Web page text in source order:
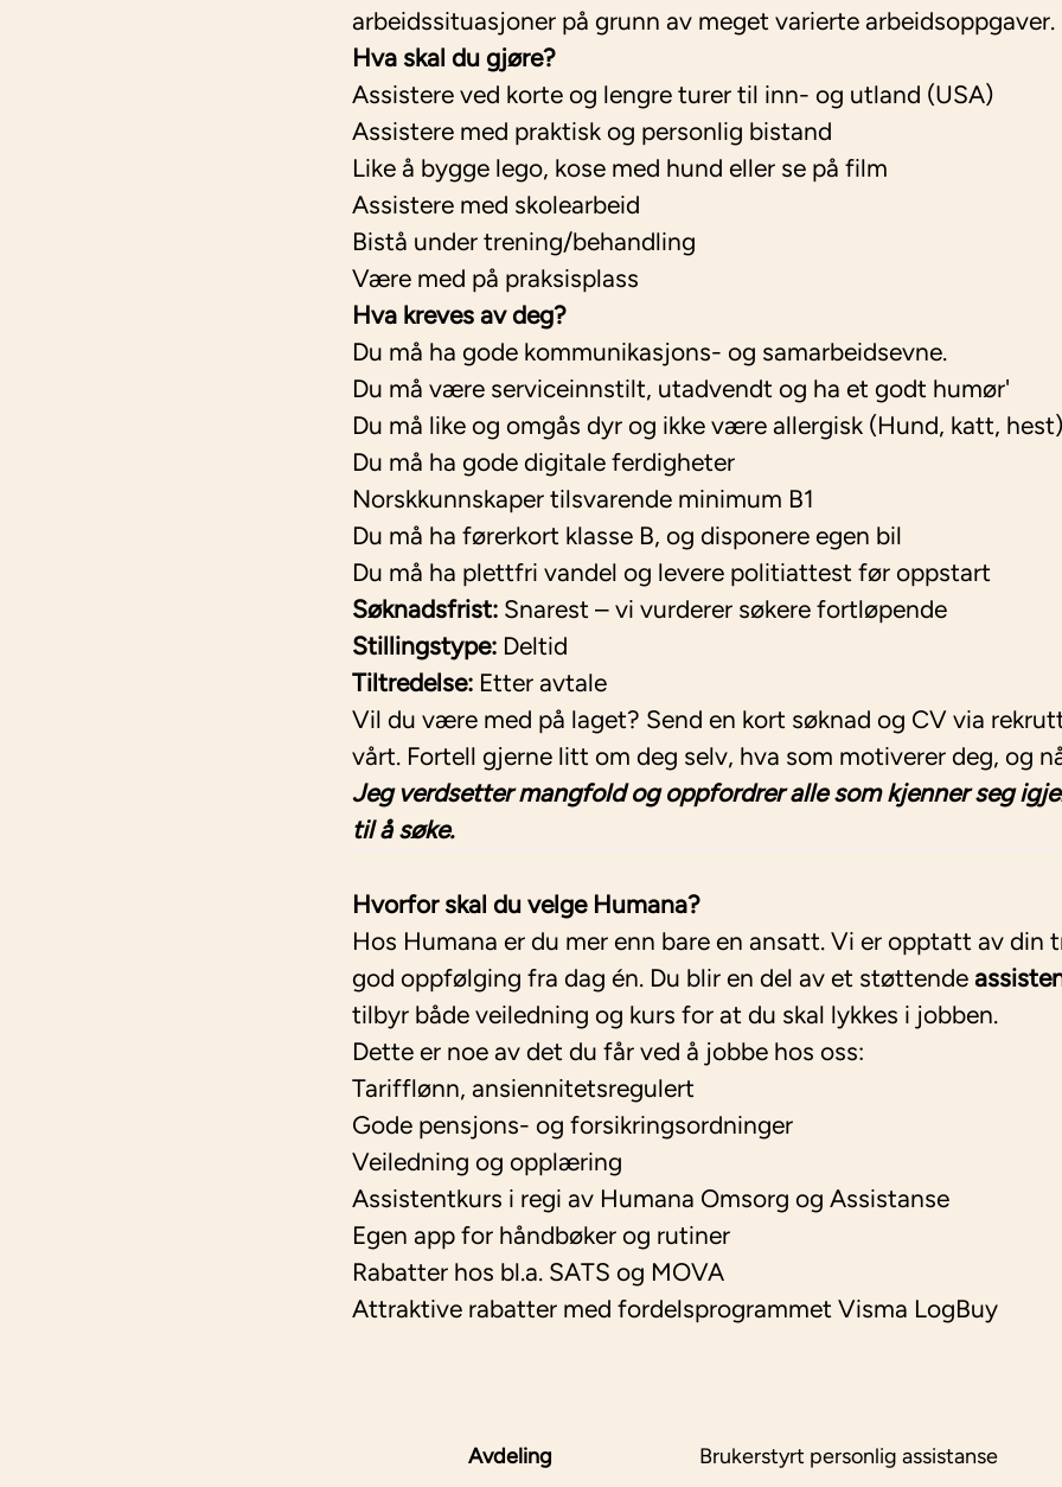
arbeidssituasjoner på grunn av meget varierte arbeidsoppgaver.
Hva skal du gjøre?
Assistere ved korte og lengre turer til inn- og utland (USA)
Assistere med praktisk og personlig bistand
Like å bygge lego, kose med hund eller se på film
Assistere med skolearbeid
Bistå under trening/behandling
Være med på praksisplass
Hva kreves av deg?
Du må ha gode kommunikasjons- og samarbeidsevne.
Du må være serviceinnstilt, utadvendt og ha et godt humør'
Du må like og omgås dyr og ikke være allergisk (Hund, katt, hest)
Du må ha gode digitale ferdigheter
Norskkunnskaper tilsvarende minimum B1
Du må ha førerkort klasse B, og disponere egen bil
Du må ha plettfri vandel og levere politiattest før oppstart
Søknadsfrist: Snarest – vi vurderer søkere fortløpende
Stillingstype: Deltid
Tiltredelse: Etter avtale
Vil du være med på laget? Send en kort søknad og CV via
vårt. Fortell gjerne litt om deg selv, hva som motiverer deg, og
Jeg verdsetter mangfold og oppfordrer alle som kjenner seg
til å søke.
Hvorfor skal du velge Humana?
Hos Humana er du mer enn bare en ansatt. Vi er opptatt av din
god oppfølging fra dag én. Du blir en del av et støttende
tilbyr både veiledning og kurs for at du skal lykkes i jobben.
Dette er noe av det du får ved å jobbe hos oss:
Tarifflønn, ansiennitetsregulert
Gode pensjons- og forsikringsordninger
Veiledning og opplæring
Assistentkurs i regi av Humana Omsorg og Assistanse
Egen app for håndbøker og rutiner
Rabatter hos bl.a. SATS og MOVA
Attraktive rabatter med fordelsprogrammet Visma LogBuy
Avdeling Brukerstyrt personlig assistanse